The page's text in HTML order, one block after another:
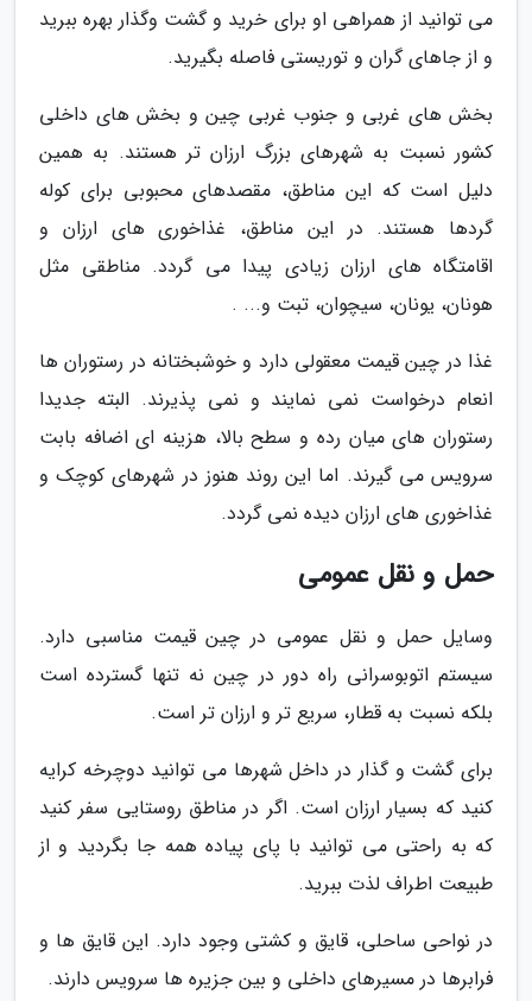
می توانید از همراهی او برای خرید و گشت وگذار بهره ببرید
و از جاهای گران و توریستی فاصله بگیرید.
بخش های غربی و جنوب غربی چین و بخش های داخلی
کشور نسبت به شهرهای بزرگ ارزان تر هستند. به همین
دلیل است که این مناطق، مقصدهای محبوبی برای کوله
گردها هستند. در این مناطق، غذاخوری های ارزان و
اقامتگاه های ارزان زیادی پیدا می گردد. مناطقی مثل
هونان، یونان، سیچوان، تبت و... .
غذا در چین قیمت معقولی دارد و خوشبختانه در رستوران ها
انعام درخواست نمی نمایند و نمی پذیرند. البته جدیدا
رستوران های میان رده و سطح بالا، هزینه ای اضافه بابت
سرویس می گیرند. اما این روند هنوز در شهرهای کوچک و
غذاخوری های ارزان دیده نمی گردد.
حمل و نقل عمومی
وسایل حمل و نقل عمومی در چین قیمت مناسبی دارد.
سیستم اتوبوسرانی راه دور در چین نه تنها گسترده است
بلکه نسبت به قطار، سریع تر و ارزان تر است.
برای گشت و گذار در داخل شهرها می توانید دوچرخه کرایه
کنید که بسیار ارزان است. اگر در مناطق روستایی سفر کنید
که به راحتی می توانید با پای پیاده همه جا بگردید و از
طبیعت اطراف لذت ببرید.
در نواحی ساحلی، قایق و کشتی وجود دارد. این قایق ها و
فرابرها در مسیرهای داخلی و بین جزیره ها سرویس دارند.